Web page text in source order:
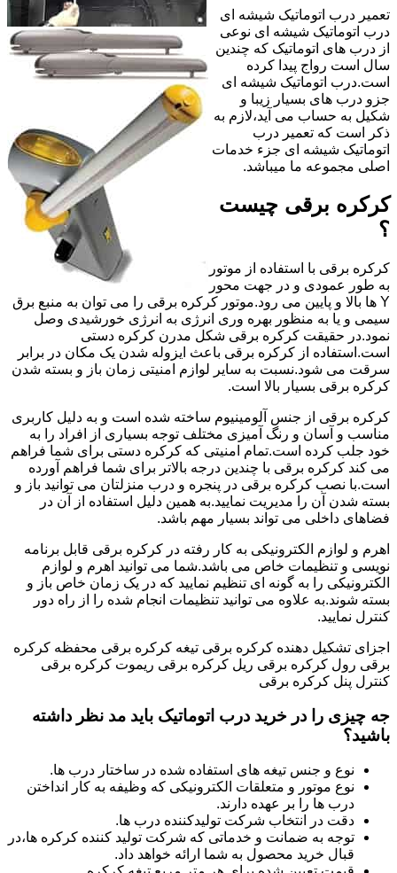
تعمیر درب اتوماتیک شیشه ای
درب اتوماتیک شیشه ای نوعی
از درب های اتوماتیک که چندین
سال است رواج پیدا کرده
است.درب اتوماتیک شیشه ای
جزو درب های بسیار زیبا و
شکیل به حساب می آید،لازم به
ذکر است که تعمیر درب
اتوماتیک شیشه ای جزء خدمات
اصلی مجموعه ما میباشد.
کرکره برقی چیست
؟
کرکره برقی با استفاده از موتور
به طور عمودی و در جهت محور
Y ها بالا و پایین می رود.موتور کرکره برقی را می توان به منبع برق
سیمی و یا به منظور بهره وری انرژی به انرژی خورشیدی وصل
نمود.در حقیقت کرکره برقی شکل مدرن کرکره دستی
است.استفاده از کرکره برقی باعث ایزوله شدن یک مکان در برابر
سرقت می شود.نسبت به سایر لوازم امنیتی زمان باز و بسته شدن
کرکره برقی بسیار بالا است.
کرکره برقی از جنس آلومینیوم ساخته شده است و به دلیل کاربری
مناسب و آسان و رنگ آمیزی مختلف توجه بسیاری از افراد را به
خود جلب کرده است.تمام امنیتی که کرکره دستی برای شما فراهم
می کند کرکره برقی با چندین درجه بالاتر برای شما فراهم آورده
است.با نصب کرکره برقی در پنجره و درب منزلتان می توانید باز و
بسته شدن آن را مدیریت نمایید.به همین دلیل استفاده از آن در
فضاهای داخلی می تواند بسیار مهم باشد.
اهرم و لوازم الکترونیکی به کار رفته در کرکره برقی قابل برنامه
نویسی و تنظیمات خاص می باشد.شما می توانید اهرم و لوازم
الکترونیکی را به گونه ای تنظیم نمایید که در یک زمان خاص باز و
بسته شوند.به علاوه می توانید تنظیمات انجام شده را از راه دور
کنترل نمایید.
اجزای تشکیل دهنده کرکره برقی تیغه کرکره برقی محفظه کرکره
برقی رول کرکره برقی ریل کرکره برقی ریموت کرکره برقی
کنترل پنل کرکره برقی
جه چیزی را در خرید درب اتوماتیک باید مد نظر داشته
باشید؟
نوع و جنس تیغه های استفاده شده در ساختار درب ها.
نوع موتور و متعلقات الکترونیکی که وظیفه به کار انداختن
درب ها را بر عهده دارند.
دقت در انتخاب شرکت تولیدکننده درب ها.
توجه به ضمانت و خدماتی که شرکت تولید کننده کرکره ها،در
قبال خرید محصول به شما ارائه خواهد داد.